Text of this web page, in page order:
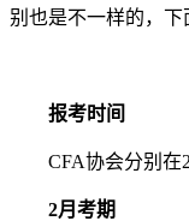
别也是不一样的，下
报考时间
CFA协会分别在2
2月考期